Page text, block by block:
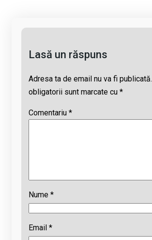
Lasă un răspuns
Adresa ta de email nu va fi publicată.
obligatorii sunt marcate cu *
Comentariu *
Nume *
Email *